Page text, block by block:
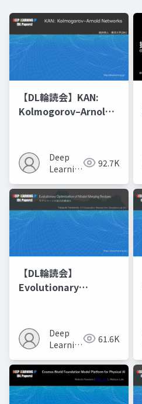
【DL輪読会】KAN:
Kolmogorov–Arnold
Deep
Learning
92.7K
【DL輪読会】
Evolutionary
Recipes モデルマージ
の進化的最適化
Deep
Learning
61.6K